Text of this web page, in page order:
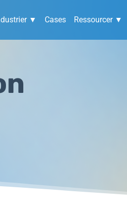
▼ Cases Ressourcer ▼